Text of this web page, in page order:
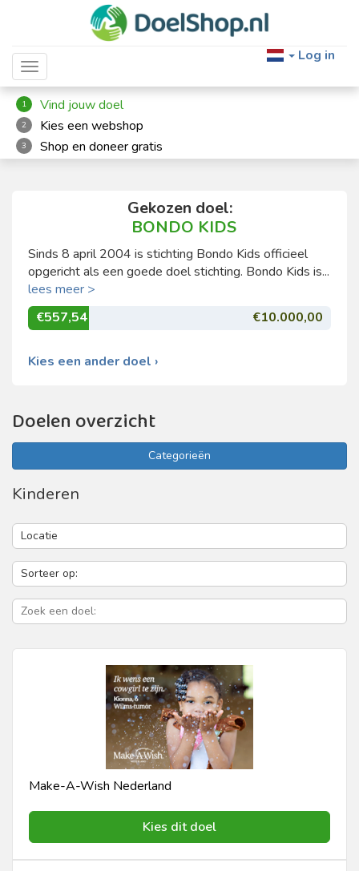
Toggle navigation
Log in
1 Vind jouw doel
2 Kies een webshop
3 Shop en doneer gratis
Gekozen doel:
BONDO KIDS
Sinds 8 april 2004 is stichting Bondo Kids officieel
opgericht als een goede doel stichting. Bondo Kids is...
lees meer >
€557,54
€10.000,00
Kies een ander doel ›
Doelen overzicht
Categorieën
Kinderen
Make-A-Wish Nederland
Kies dit doel